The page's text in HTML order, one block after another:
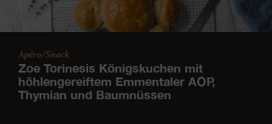
Apéro/Snack
Zoe Torinesis Königskuchen mit
höhlengereiftem Emmentaler AOP,
Thymian und Baumnüssen